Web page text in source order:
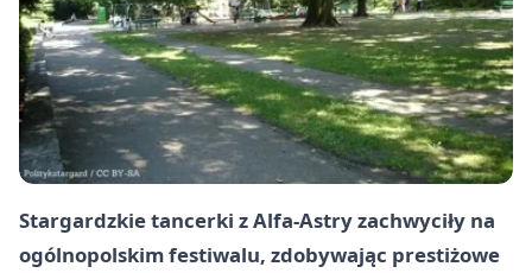
Stargardzkie tancerki z Alfa-Astry zachwyciły na
ogólnopolskim festiwalu, zdobywając prestiżowe